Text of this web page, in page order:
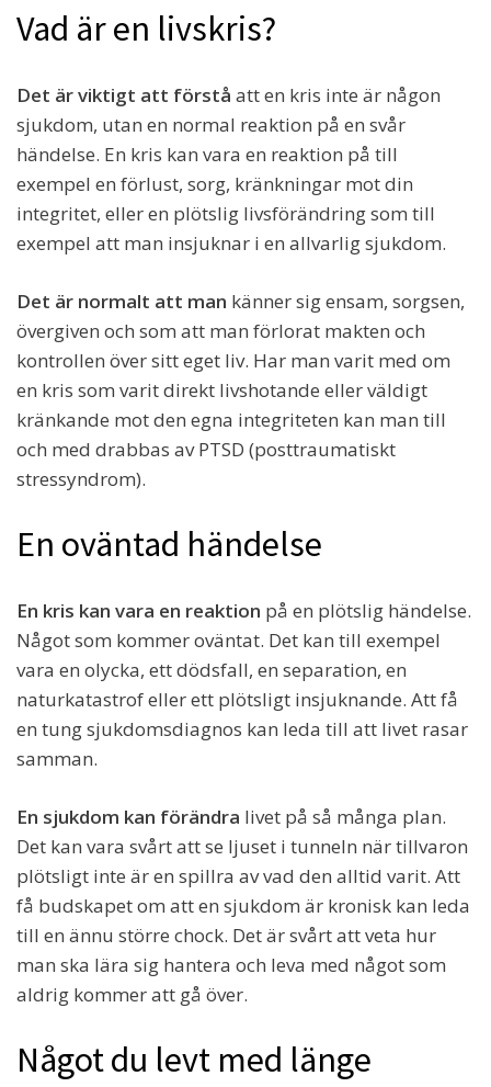
Vad är en livskris?
Det är viktigt att förstå att en kris inte är någon
sjukdom, utan en normal reaktion på en svår
händelse. En kris kan vara en reaktion på till
exempel en förlust, sorg, kränkningar mot din
integritet, eller en plötslig livsförändring som till
exempel att man insjuknar i en allvarlig sjukdom.
Det är normalt att man känner sig ensam, sorgsen,
övergiven och som att man förlorat makten och
kontrollen över sitt eget liv. Har man varit med om
en kris som varit direkt livshotande eller väldigt
kränkande mot den egna integriteten kan man till
och med drabbas av PTSD (posttraumatiskt
stressyndrom).
En oväntad händelse
En kris kan vara en reaktion på en plötslig händelse.
Något som kommer oväntat. Det kan till exempel
vara en olycka, ett dödsfall, en separation, en
naturkatastrof eller ett plötsligt insjuknande. Att få
en tung sjukdomsdiagnos kan leda till att livet rasar
samman.
En sjukdom kan förändra livet på så många plan.
Det kan vara svårt att se ljuset i tunneln när tillvaron
plötsligt inte är en spillra av vad den alltid varit. Att
få budskapet om att en sjukdom är kronisk kan leda
till en ännu större chock. Det är svårt att veta hur
man ska lära sig hantera och leva med något som
aldrig kommer att gå över.
Något du levt med länge